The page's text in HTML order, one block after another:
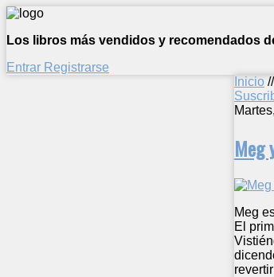
Los libros más vendidos y recomendados
Entrar Registrarse
Inicio //
Meg
Meg
El